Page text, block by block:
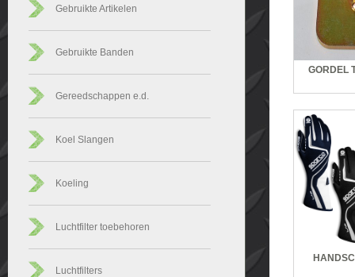
Gebruikte Artikelen
Gebruikte Banden
Gereedschappen e.d.
Koel Slangen
Koeling
Luchtfilter toebehoren
Luchtfilters
GORDEL